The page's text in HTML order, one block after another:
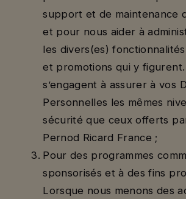
support et de maintenance
et pour nous aider à
les divers(es)
et promotions qui y
s’engagent à assurer à vos
Personnelles les mêmes
sécurité que ceux offerts
Pernod Ricard France ;
Pour des programmes
sponsorisés et à des fins
Lorsque nous menons des